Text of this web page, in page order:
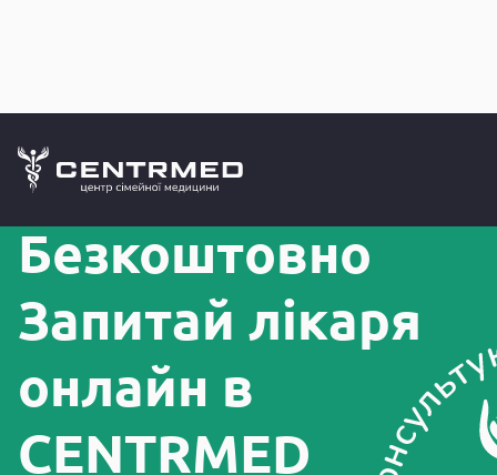
Безкоштовно
Запитай лікаря
онлайн в
CENTRMED